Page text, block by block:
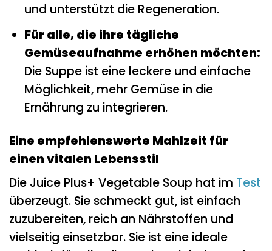
und unterstützt die Regeneration.
Für alle, die ihre tägliche
Gemüseaufnahme erhöhen möchten:
Die Suppe ist eine leckere und einfache
Möglichkeit, mehr Gemüse in die
Ernährung zu integrieren.
Eine empfehlenswerte Mahlzeit für
einen vitalen Lebensstil
Die Juice Plus+ Vegetable Soup hat im Test
überzeugt. Sie schmeckt gut, ist einfach
zuzubereiten, reich an Nährstoffen und
vielseitig einsetzbar. Sie ist eine ideale